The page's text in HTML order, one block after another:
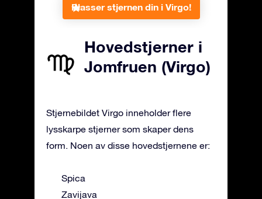
Plasser stjernen din i Virgo!
Hovedstjerner i
Jomfruen (Virgo)
Stjernebildet Virgo inneholder flere
lysskarpe stjerner som skaper dens
form. Noen av disse hovedstjernene er:
Spica
Zavijava